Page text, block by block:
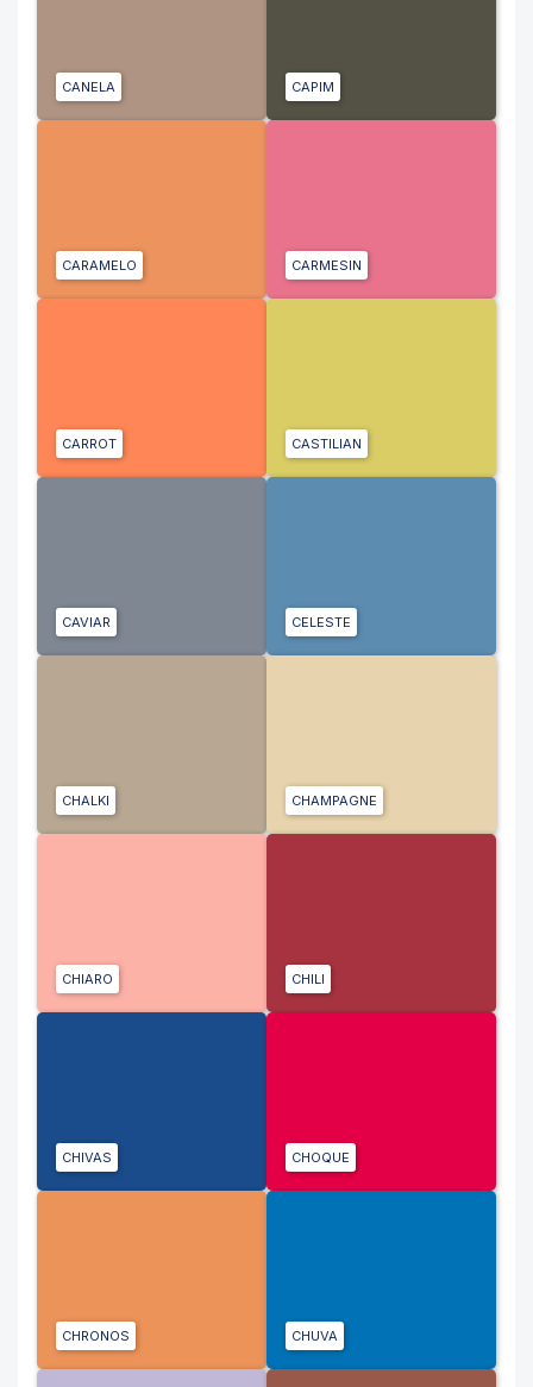
CANELA CAPIM
CARAMELO CARMESIN
CARROT CASTILIAN
CAVIAR CELESTE
CHALKI CHAMPAGNE
CHIARO CHILI
CHIVAS CHOQUE
CHRONOS CHUVA